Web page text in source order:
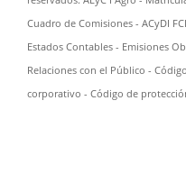
Cuadro de Comisiones - ACyDI
Estados Contables - Emisiones
Relaciones con el Público -
corporativo - Código de